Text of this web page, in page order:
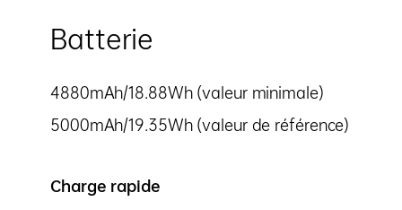
Batterie
4880mAh/18.88Wh (valeur minimale)
5000mAh/19.35Wh (valeur de référence)
Charge rapide